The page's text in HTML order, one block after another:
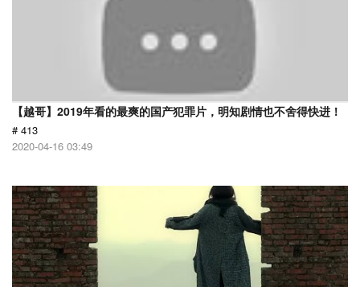
【越哥】2019年看的最爽的国产犯罪片，明知剧情也不舍得快进！
# 413
2020-04-16 03:49